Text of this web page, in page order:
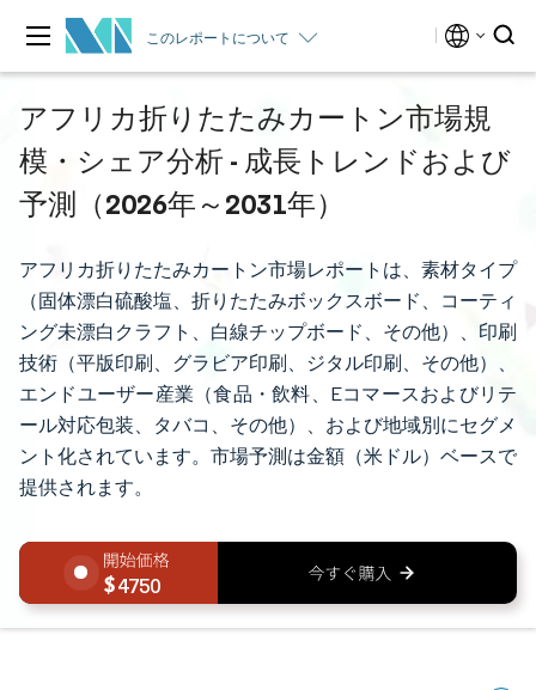
このレポートについて
アフリカ折りたたみカートン市場規
模・シェア分析 - 成長トレンドおよび
予測（2026年～2031年）
アフリカ折りたたみカートン市場レポートは、素材タイプ
（固体漂白硫酸塩、折りたたみボックスボード、コーティ
ング未漂白クラフト、白線チップボード、その他）、印刷
技術（平版印刷、グラビア印刷、ジタル印刷、その他）、
エンドユーザー産業（食品・飲料、Eコマースおよびリテ
ール対応包装、タバコ、その他）、および地域別にセグメ
ント化されています。市場予測は金額（米ドル）ベースで
提供されます。
4750